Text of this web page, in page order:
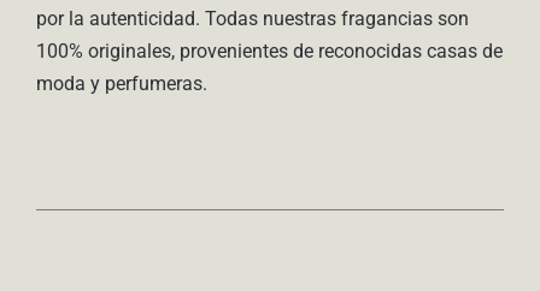
por la autenticidad. Todas nuestras fragancias son
100% originales, provenientes de reconocidas casas de
moda y perfumeras.